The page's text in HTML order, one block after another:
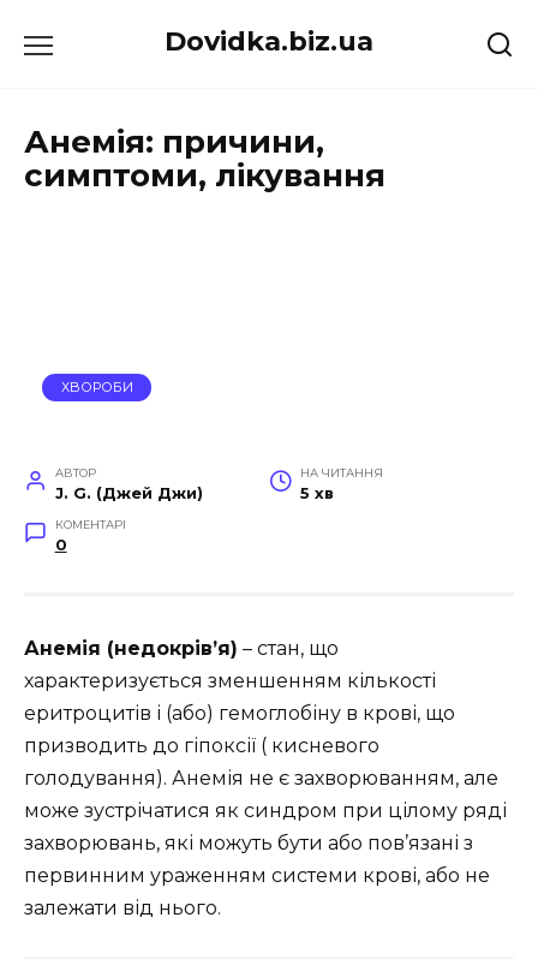
до
Dovidka.biz.ua
Анемія: причини,
симптоми, лікування
ХВОРОБИ
АВТОР
J. G. (Джей Джи)
НА ЧИТАННЯ
5 хв
КОМЕНТАРІ
0
Анемія (недокрів’я) – стан, що
характеризується зменшенням кількості
еритроцитів і (або) гемоглобіну в крові, що
призводить до гіпоксії ( кисневого
голодування). Анемія не є захворюванням, але
може зустрічатися як синдром при цілому ряді
захворювань, які можуть бути або пов’язані з
первинним ураженням системи крові, або не
залежати від нього.